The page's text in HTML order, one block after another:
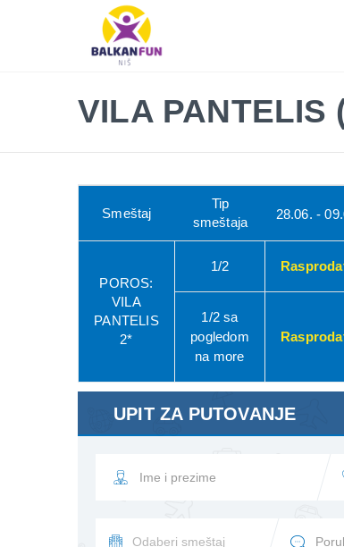
VILA PANTELIS
Smeštaj
Tip
smeštaja
28.06. -
POROS:
VILA
PANTELIS
2*
1/2
1/2 sa
pogledom
na more
UPIT ZA PUTOVANJE